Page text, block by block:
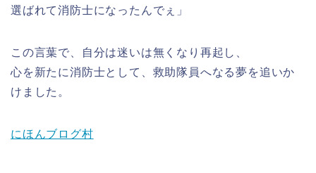
選ばれて消防士になったんでぇ」
この言葉で、自分は迷いは無くなり再起し、
心を新たに消防士として、救助隊員へなる夢を追いか
けました。
にほんブログ村